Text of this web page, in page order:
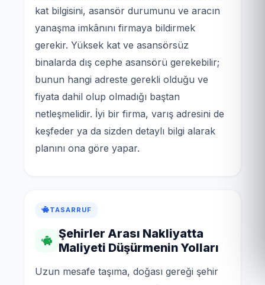
kat bilgisini, asansör durumunu ve aracın
yanaşma imkânını firmaya bildirmek
gerekir. Yüksek kat ve asansörsüz
binalarda dış cephe asansörü gerekebilir;
bunun hangi adreste gerekli olduğu ve
fiyata dahil olup olmadığı baştan
netleşmelidir. İyi bir firma, varış adresini de
keşfeder ya da sizden detaylı bilgi alarak
planını ona göre yapar.
TASARRUF
Şehirler Arası Nakliyatta
Maliyeti Düşürmenin Yolları
Uzun mesafe taşıma, doğası gereği şehir